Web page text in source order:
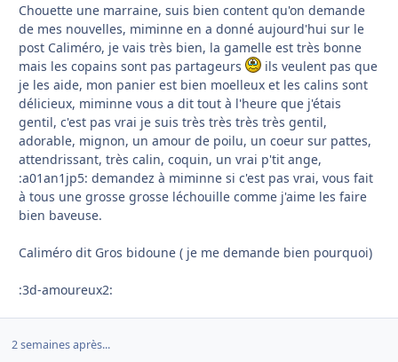
Chouette une marraine, suis bien content qu'on demande
de mes nouvelles, miminne en a donné aujourd'hui sur le
post Caliméro, je vais très bien, la gamelle est très bonne
mais les copains sont pas partageurs
ils veulent pas que
je les aide, mon panier est bien moelleux et les calins sont
délicieux, miminne vous a dit tout à l'heure que j'étais
gentil, c'est pas vrai je suis très très très très gentil,
adorable, mignon, un amour de poilu, un coeur sur pattes,
attendrissant, très calin, coquin, un vrai p'tit ange,
:a01an1jp5: demandez à miminne si c'est pas vrai, vous fait
à tous une grosse grosse léchouille comme j'aime les faire
bien baveuse.
Caliméro dit Gros bidoune ( je me demande bien pourquoi)
:3d-amoureux2:
2 semaines après...